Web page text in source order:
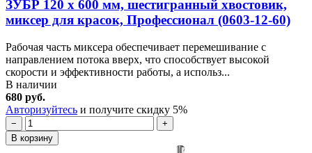
ЗУБР 120 х 600 мм, шестигранный хвостовик,
миксер для красок, Профессионал (0603-12-60)
Рабочая часть миксера обеспечивает перемешивание с
направлением потока вверх, что способствует высокой
скорости и эффективности работы, а использ...
В наличии
680 руб.
Авторизуйтесь и получите скидку 5%
−
+
В корзину